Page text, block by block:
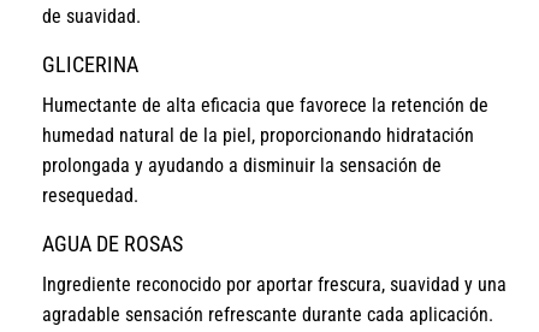
de suavidad.
GLICERINA
Humectante de alta eficacia que favorece la retención de
humedad natural de la piel, proporcionando hidratación
prolongada y ayudando a disminuir la sensación de
resequedad.
AGUA DE ROSAS
Ingrediente reconocido por aportar frescura, suavidad y una
agradable sensación refrescante durante cada aplicación.